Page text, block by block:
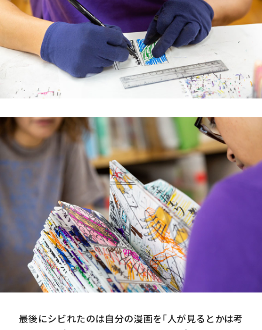
最後にシビれたのは自分の漫画を「人が見るとかは考